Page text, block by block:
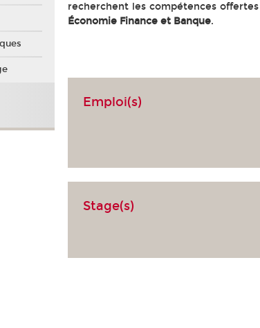
recherchent les compétences
Économie Finance et Banque.
Emploi(s)
Stage(s)